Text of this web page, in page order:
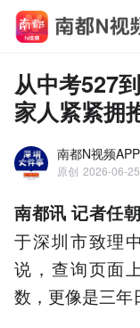
从中考527
家人紧紧拥
南都N视频
原创 2026-06-
南都讯 记者任
于深圳市致理
说，查询页面
数，更像是三年